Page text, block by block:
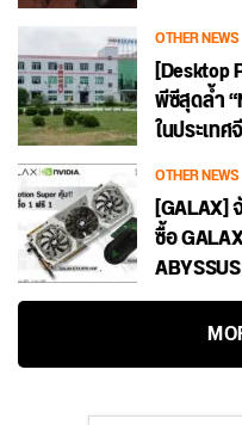
OTHER NEWS
[Desktop
พีซีสุดล้ำ
ในประเท
OTHER NEWS
[GALAX]
ซื้อ
ABYSSUS